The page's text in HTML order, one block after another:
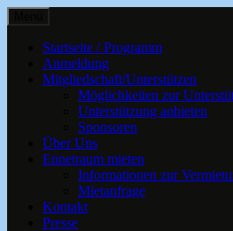
Springe
zumEnnetraum –
Ennetbaden
alle Generationen
Startseite / Programm
Anmeldung
Mitgliedschaft/Unterstützen
Möglichkeiten zur
Unterstützung anbieten
Sponsoren
Über Uns
Ennetraum mieten
Informationen zur
Mietanfrage
Kontakt
Presse